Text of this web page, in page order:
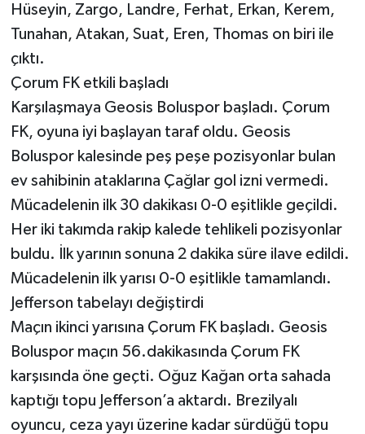
Hüseyin, Zargo, Landre, Ferhat, Erkan, Kerem,
Tunahan, Atakan, Suat, Eren, Thomas on biri ile
çıktı.
Çorum FK etkili başladı
Karşılaşmaya Geosis Boluspor başladı. Çorum
FK, oyuna iyi başlayan taraf oldu. Geosis
Boluspor kalesinde peş peşe pozisyonlar bulan
ev sahibinin ataklarına Çağlar gol izni vermedi.
Mücadelenin ilk 30 dakikası 0-0 eşitlikle geçildi.
Her iki takımda rakip kalede tehlikeli pozisyonlar
buldu. İlk yarının sonuna 2 dakika süre ilave edildi.
Mücadelenin ilk yarısı 0-0 eşitlikle tamamlandı.
Jefferson tabelayı değiştirdi
Maçın ikinci yarısına Çorum FK başladı. Geosis
Boluspor maçın 56.dakikasında Çorum FK
karşısında öne geçti. Oğuz Kağan orta sahada
kaptığı topu Jefferson’a aktardı. Brezilyalı
oyuncu, ceza yayı üzerine kadar sürdüğü topu